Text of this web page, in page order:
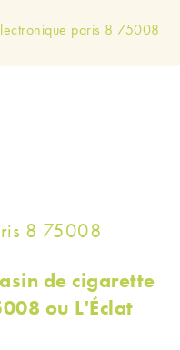
paris 8 75008
8 75008
de cigarette
ou L'Éclat